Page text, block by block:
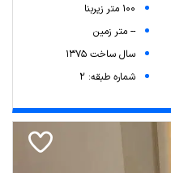
100 متر زیربنا
-- متر زمین
سال ساخت 1375
شماره طبقه: 2